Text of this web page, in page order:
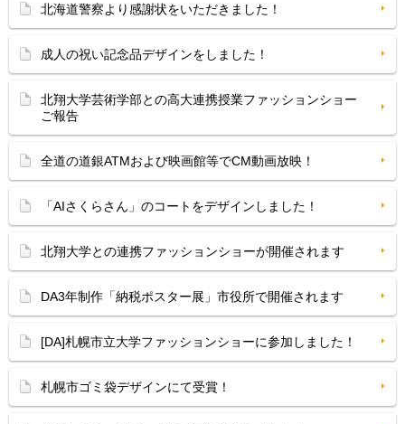
北海道警察より感謝状をいただきました！
成人の祝い記念品デザインをしました！
北翔大学芸術学部との高大連携授業ファッションショー
ご報告
全道の道銀ATMおよび映画館等でCM動画放映！
「AIさくらさん」のコートをデザインしました！
北翔大学との連携ファッションショーが開催されます
DA3年制作「納税ポスター展」市役所で開催されます
[DA]札幌市立大学ファッションショーに参加しました！
札幌市ゴミ袋デザインにて受賞！